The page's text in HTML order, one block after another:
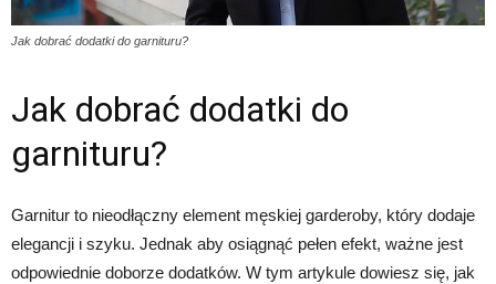
Jak dobrać dodatki do garnituru?
Jak dobrać dodatki do
garnituru?
Garnitur to nieodłączny element męskiej garderoby, który dodaje
elegancji i szyku. Jednak aby osiągnąć pełen efekt, ważne jest
odpowiednie doborze dodatków. W tym artykule dowiesz się, jak